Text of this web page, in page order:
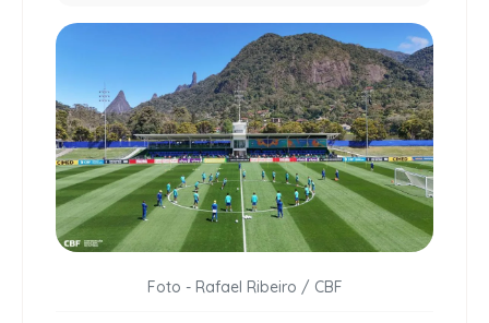
Foto - Rafael Ribeiro / CBF